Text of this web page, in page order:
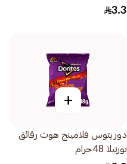
3.3
+
دوريتوس فلامينج هوت رقائق
تورتيلا 48جرام